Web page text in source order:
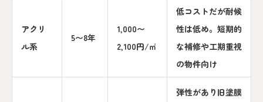
アクリ
ル系
5〜8年
1,000〜
2,100円/㎡
低コストだが耐候
性は低め。短期的
な補修や工期重視
の物件向け
弾性があり旧塗膜